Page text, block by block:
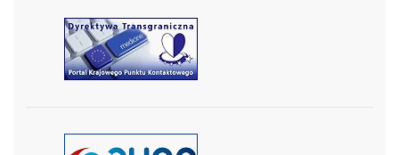
czytaj więcej